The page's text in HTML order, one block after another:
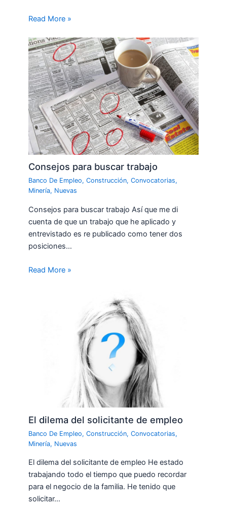
Read More »
Consejos para buscar trabajo
Banco De Empleo,Construcción,Convocatorias,
Minería, Nuevas
Consejos para buscar trabajo Así que me di
cuenta de que un trabajo que he aplicado y
entrevistado es re publicado como tener dos
posiciones…
Read More »
El dilema del solicitante de empleo
Banco De Empleo,Construcción,Convocatorias,
Minería, Nuevas
El dilema del solicitante de empleo He estado
trabajando todo el tiempo que puedo recordar
para el negocio de la familia. He tenido que
solicitar…